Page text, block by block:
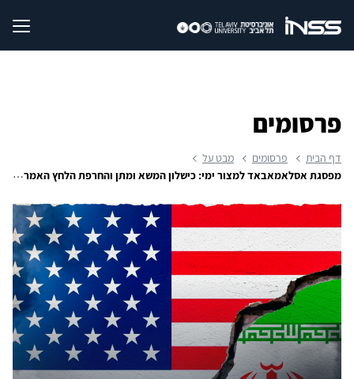
פרסומים
דף הבית פרסומים
מבט על
מפסגת אסלאמאבאד למצור ימי: כישלון המשא ומתן והחרפת הלחץ האמריקאי על איראן